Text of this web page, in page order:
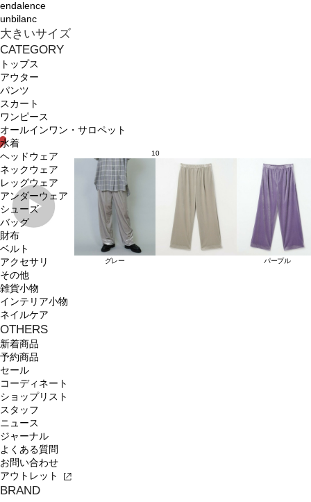
endalence
unbilanc
大きいサイズ
CATEGORY
トップス
アウター
パンツ
スカート
ワンピース
オールインワン・サロペット
水着
ヘッドウェア
ネックウェア
レッグウェア
アンダーウェア
シューズ
バッグ
財布
ベルト
アクセサリ
その他
雑貨小物
インテリア小物
ネイルケア
OTHERS
新着商品
予約商品
セール
コーディネート
ショップリスト
スタッフ
ニュース
ジャーナル
よくある質問
お問い合わせ
アウトレット
BRAND
10
グレー パープル